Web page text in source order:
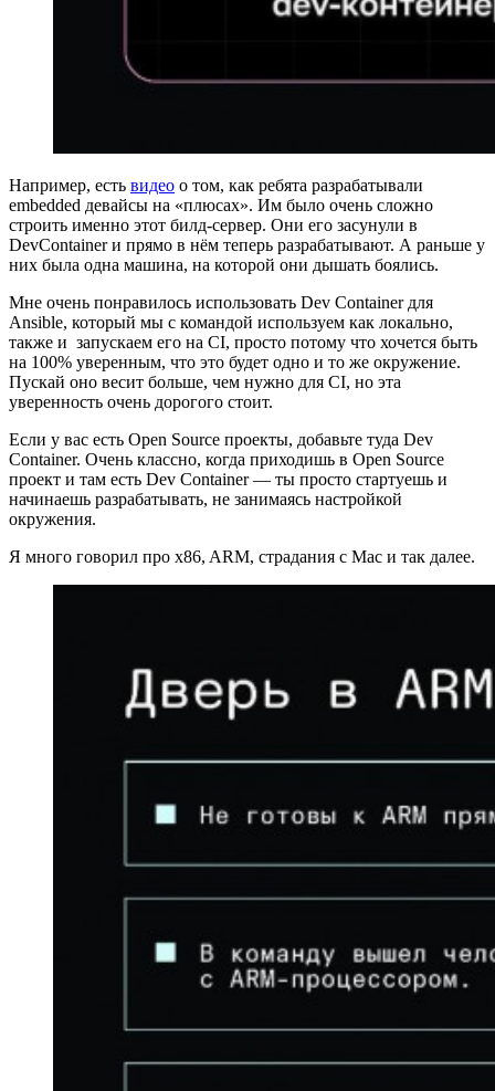
Например, есть видео о том, как ребята разрабатывали
embedded девайсы на «плюсах». Им было очень сложно
строить именно этот билд-сервер. Они его засунули в
DevContainer и прямо в нём теперь разрабатывают. А раньше у
них была одна машина, на которой они дышать боялись.
Мне очень понравилось использовать Dev Container для
Ansible, который мы с командой используем как локально,
также и запускаем его на CI, просто потому что хочется быть
на 100% уверенным, что это будет одно и то же окружение.
Пускай оно весит больше, чем нужно для CI, но эта
уверенность очень дорогого стоит.
Если у вас есть Open Source проекты, добавьте туда Dev
Container. Очень классно, когда приходишь в Open Source
проект и там есть Dev Container — ты просто стартуешь и
начинаешь разрабатывать, не занимаясь настройкой
окружения.
Я много говорил про x86, ARM, страдания с Mac и так далее.